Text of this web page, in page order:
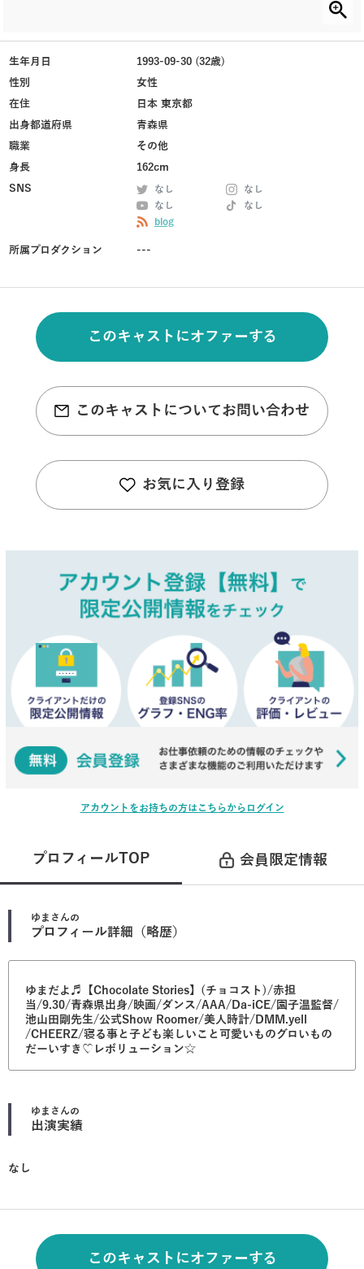
生年月日
1993-09-30 (32歳)
性別
女性
在住
日本 東京都
出身都道府県
青森県
職業
その他
身長
162cm
SNS
なし
なし
なし
なし
blog
所属プロダクション ---
このキャストにオファーする
このキャストについてお問い合わせ
お気に入り登録
アカウントをお持ちの方はこちらからログイン
プロフィールTOP 会員限定情報
ゆま さんの
プロフィール詳細（略歴）
ゆまだよ♬【Chocolate Stories】(チョコスト)/赤担
当/9.30/青森県出身/映画/ダンス/AAA/Da-iCE/園子温監督/
池山田剛先生/公式Show Roomer/美人時計/DMM.yell
/CHEERZ/寝る事と子ども楽しいこと可愛いものグロいもの
だーいすき♡レボリューション☆
ゆま さんの
出演実績
なし
このキャストにオファーする